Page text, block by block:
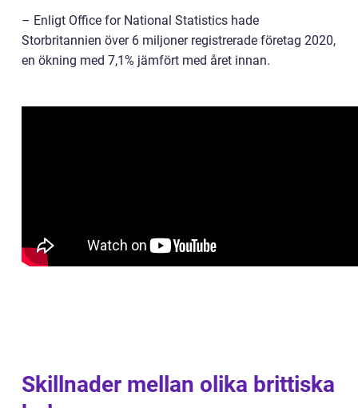
– Enligt Office for National Statistics hade
Storbritannien över 6 miljoner registrerade företag 2020,
en ökning med 7,1% jämfört med året innan.
Skillnader mellan olika brittiska